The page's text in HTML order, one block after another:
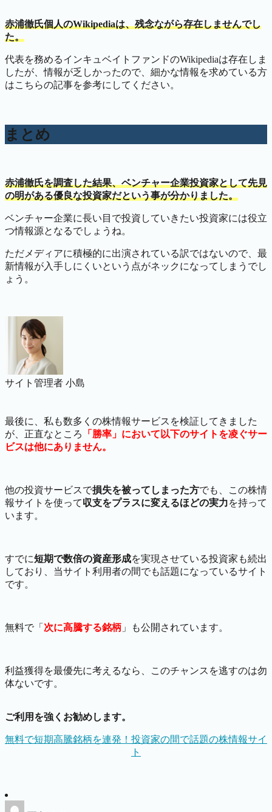
赤浦徹氏個人のWikipediaは、残念ながら存在しませんでし
た。
代表を務めるインキュベイトファンドのWikipediaは存在しま
したが、情報が乏しかったので、細かな情報を求めている方
はこちらの記事を参考にしてください。
まとめ
赤浦徹氏を調査した結果、ベンチャー企業投資家として先見
の明がある優良な投資家だという事が分かりました。
ベンチャー企業に長い目で投資していきたい投資家には役立
つ情報源となるでしょうね。
ただメディアに積極的に出演されている訳ではないので、最
新情報が入手しにくいという点がネックになってしまうでし
ょう。
サイト管理者 小島
最後に、私も数多くの株情報サービスを検証してきました
が、正直なところ
「勝率」において以下のサイトを凌ぐサー
ビスは他にありません。
他の投資サービスで損失を被ってしまった方でも、この株情
報サイトを使って収支をプラスに変えるほどの実力を持って
います。
すでに短期で数倍の資産形成を実現させている投資家も続出
しており、当サイト利用者の間でも話題になっているサイト
です。
無料で「 次に高騰する銘柄 」も公開されています。
利益獲得を最優先に考えるなら、このチャンスを逃すのは勿
体ないです。
ご利用を強くお勧めします。
無料で短期高騰銘柄を連発！投資家の間で話題の株情報サイ
ト